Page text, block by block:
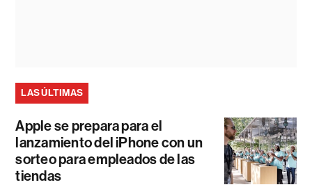
LAS ÚLTIMAS
Apple se prepara para el
lanzamiento del iPhone con un
sorteo para empleados de las
tiendas